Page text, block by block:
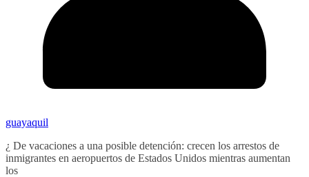
guayaquil
¿ De vacaciones a una posible detención: crecen los arrestos de
inmigrantes en aeropuertos de Estados Unidos mientras aumentan
los